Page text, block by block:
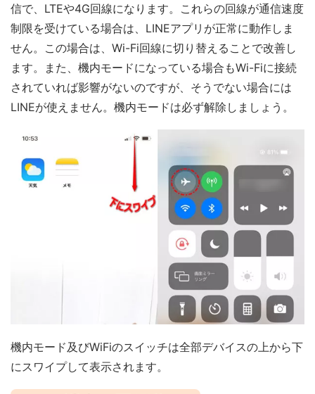
信で、LTEや4G回線になります。これらの回線が通信速度
制限を受けている場合は、LINEアプリが正常に動作しま
せん。この場合は、Wi-Fi回線に切り替えることで改善し
ます。また、機内モードになっている場合もWi-Fiに接続
されていれば影響がないのですが、そうでない場合には
LINEが使えません。機内モードは必ず解除しましょう。
機内モード及びWiFiのスイッチは全部デバイスの上から下
にスワイプして表示されます。